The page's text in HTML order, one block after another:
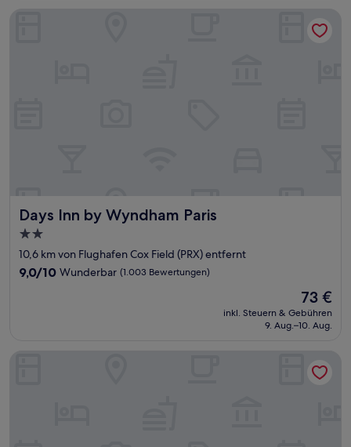
Days Inn by Wyndham Paris
Days Inn by Wyndham Paris
2.0-
Sterne-
Unterkunft
10,6 km von Flughafen Cox Field (PRX) entfernt
9.0
9,0/10 Wunderbar (1.003 Bewertungen)
Der
Preis
beträgt
73 €
inkl. Steuern & Gebühren
9. Aug.–10. Aug.
TownePlace Suites by Marriott Paris